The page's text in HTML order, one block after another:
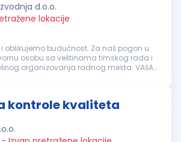
d.o.o.
lokacije
oblikujemo budućnost. Za naš pogon u
osobu sa veštinama timskog rada i
organizovanja radnog mesta. VAšA
kontrole kvaliteta